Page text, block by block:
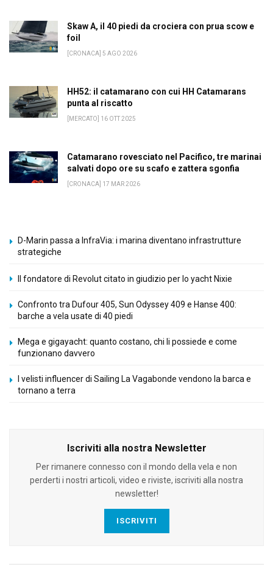
Skaw A, il 40 piedi da crociera con prua scow e
foil
[CRONACA] 5 AGO 2026
HH52: il catamarano con cui HH Catamarans
punta al riscatto
[MERCATO] 16 OTT 2025
Catamarano rovesciato nel Pacifico, tre marinai
salvati dopo ore su scafo e zattera sgonfia
[CRONACA] 17 MAR 2026
D-Marin passa a InfraVia: i marina diventano infrastrutture
strategiche
Il fondatore di Revolut citato in giudizio per lo yacht Nixie
Confronto tra Dufour 405, Sun Odyssey 409 e Hanse 400:
barche a vela usate di 40 piedi
Mega e gigayacht: quanto costano, chi li possiede e come
funzionano davvero
I velisti influencer di Sailing La Vagabonde vendono la barca e
tornano a terra
Iscriviti alla nostra Newsletter
Per rimanere connesso con il mondo della vela e non
perderti i nostri articoli, video e riviste, iscriviti alla nostra
newsletter!
ISCRIVITI